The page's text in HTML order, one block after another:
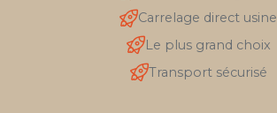
Carrelage direct usine
Le plus grand choix
Transport sécurisé